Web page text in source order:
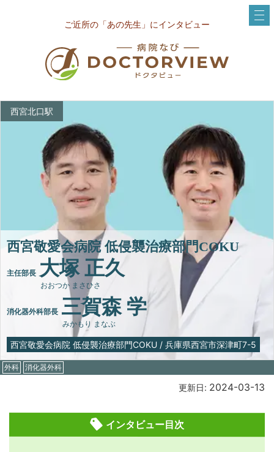
ご近所の「あの先生」にインタビュー
西宮北口駅
西宮敬愛会病院 低侵襲治療部門COKU
主任部長 大塚 正久
おおつか まさひさ
消化器外科部長 三賀森 学
みかもり まなぶ
西宮敬愛会病院 低侵襲治療部門COKU / 兵庫県西宮市深津町7-5
外科 消化器外科
更新日: 2024-03-13
インタビュー目次